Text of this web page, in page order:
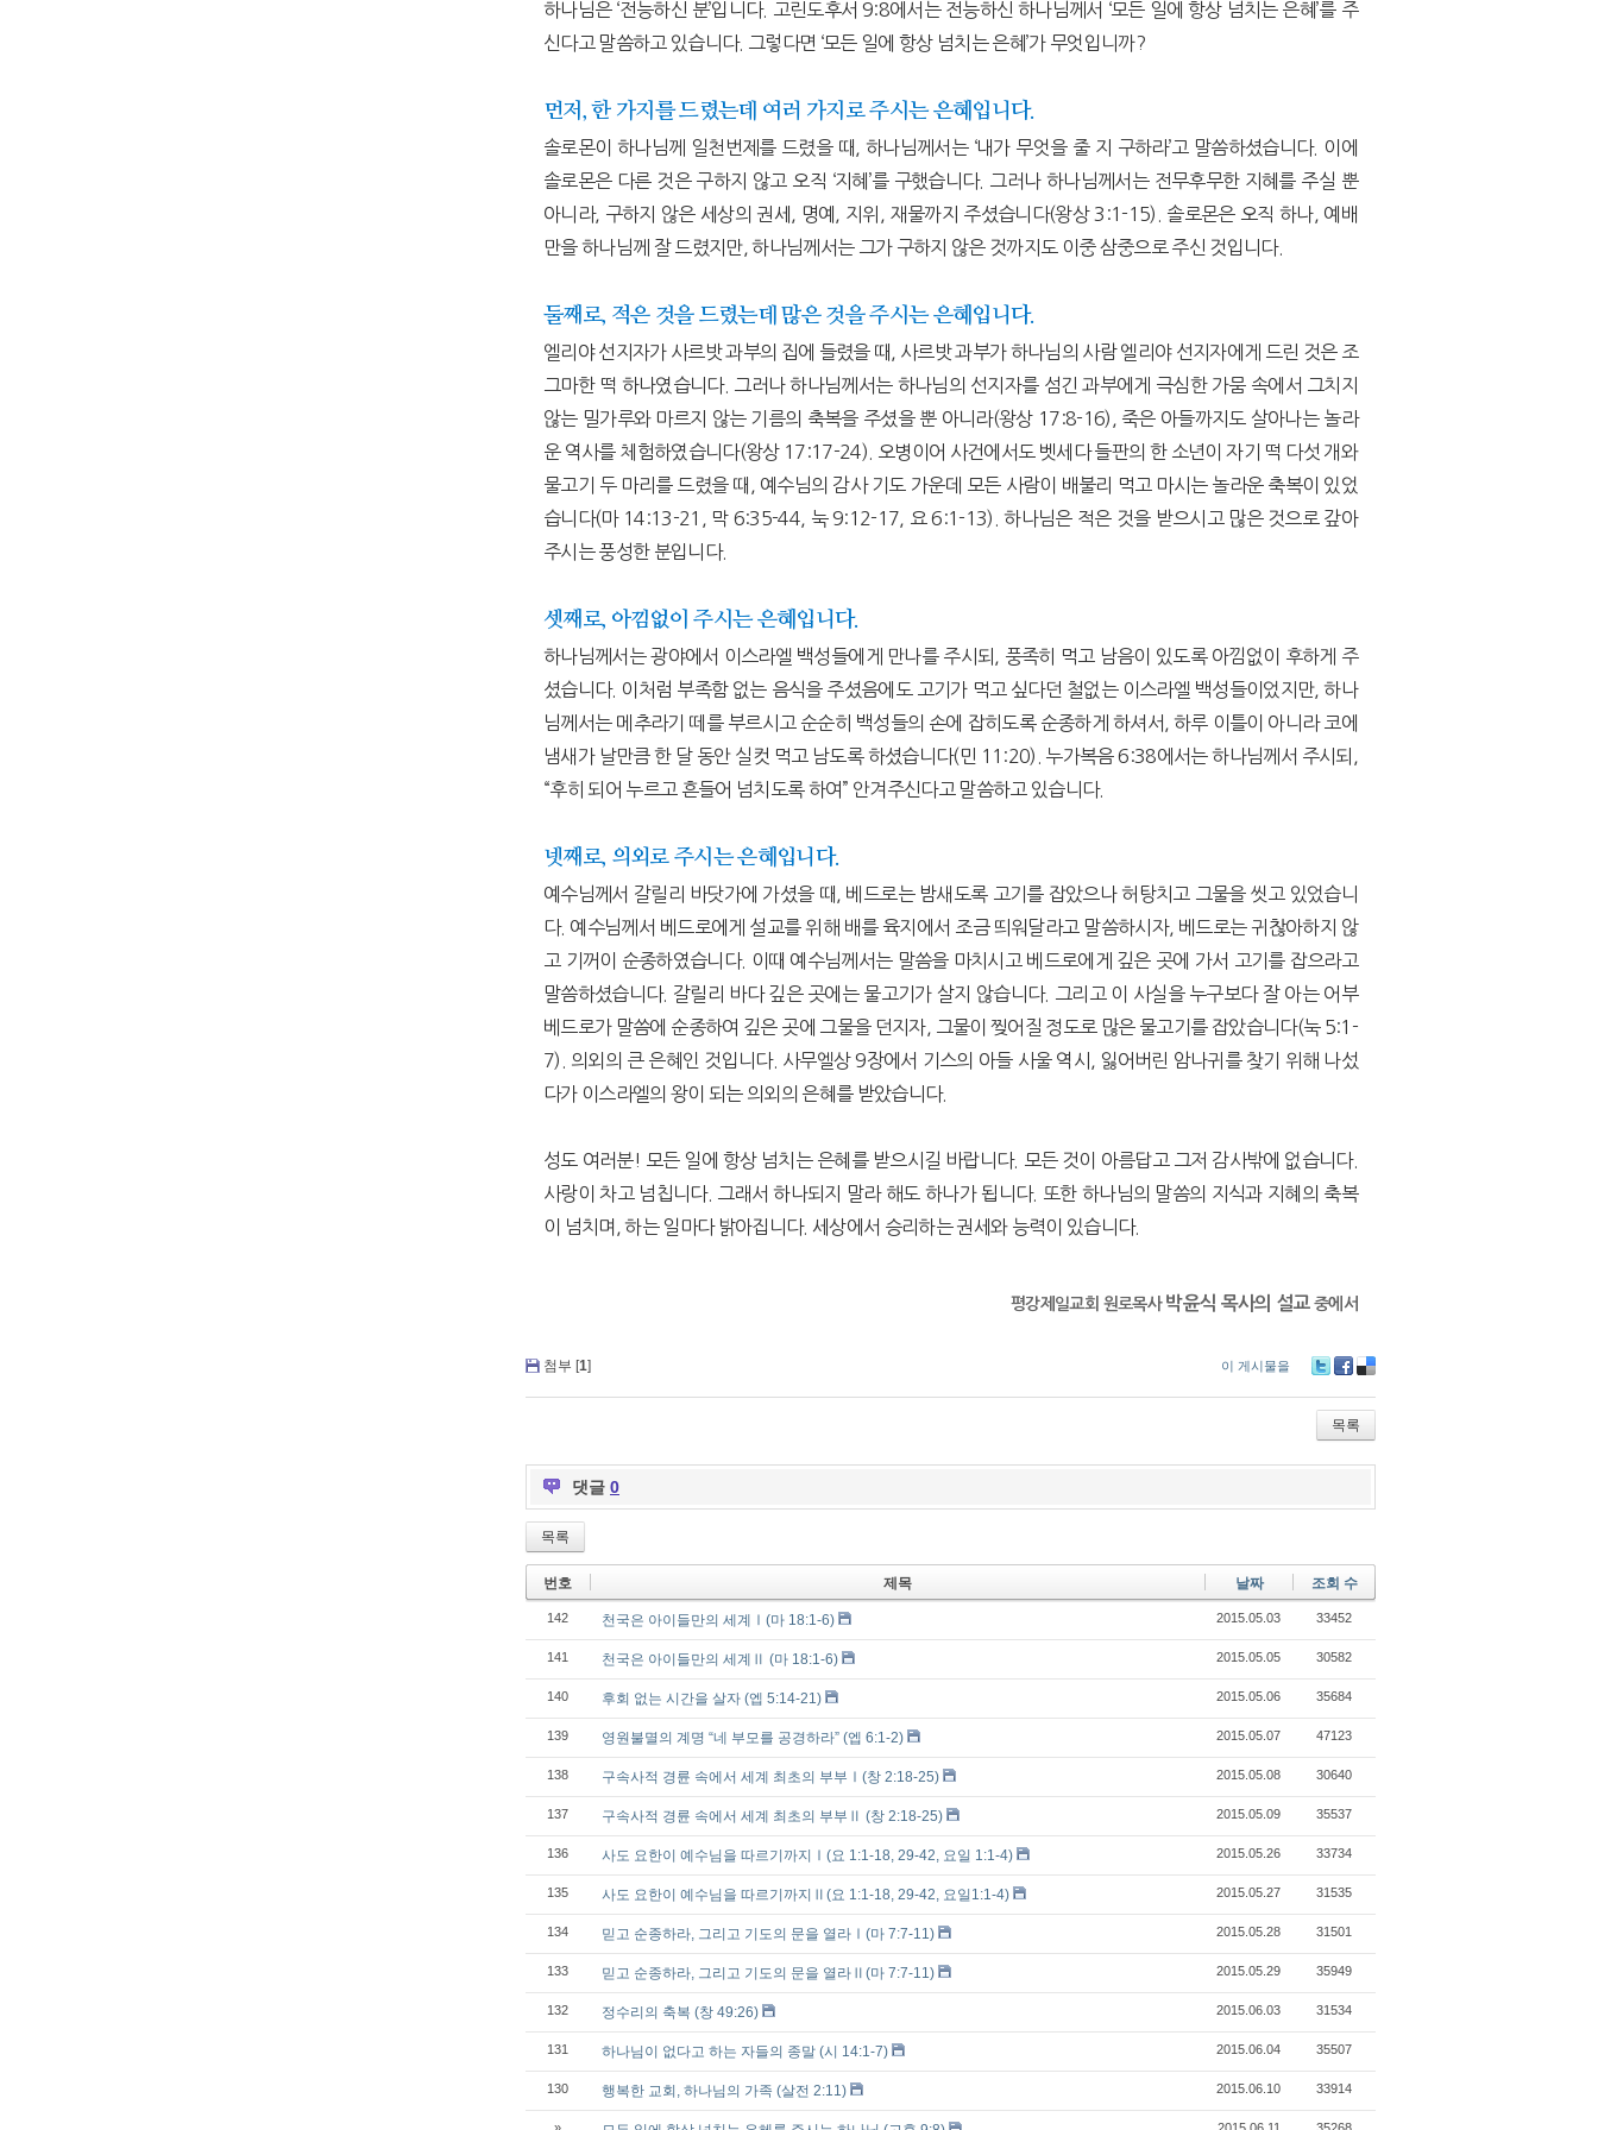
하나님은 ‘전능하신 분’입니다. 고린도후서 9:8에서는 전능하신 하나님께서 ‘모든 일에 항상 넘치는 은혜’를 주
신다고 말씀하고 있습니다. 그렇다면 ‘모든 일에 항상 넘치는 은혜’가 무엇입니까?
먼저, 한 가지를 드렸는데 여러 가지로 주시는 은혜입니다.
솔로몬이 하나님께 일천번제를 드렸을 때, 하나님께서는 ‘내가 무엇을 줄 지 구하라’고 말씀하셨습니다. 이에
솔로몬은 다른 것은 구하지 않고 오직 ‘지혜’를 구했습니다. 그러나 하나님께서는 전무후무한 지혜를 주실 뿐
아니라, 구하지 않은 세상의 권세, 명예, 지위, 재물까지 주셨습니다(왕상 3:1-15). 솔로몬은 오직 하나, 예배
만을 하나님께 잘 드렸지만, 하나님께서는 그가 구하지 않은 것까지도 이중 삼중으로 주신 것입니다.
둘째로, 적은 것을 드렸는데 많은 것을 주시는 은혜입니다.
엘리야 선지자가 사르밧 과부의 집에 들렸을 때, 사르밧 과부가 하나님의 사람 엘리야 선지자에게 드린 것은 조
그마한 떡 하나였습니다. 그러나 하나님께서는 하나님의 선지자를 섬긴 과부에게 극심한 가뭄 속에서 그치지
않는 밀가루와 마르지 않는 기름의 축복을 주셨을 뿐 아니라(왕상 17:8-16), 죽은 아들까지도 살아나는 놀라
운 역사를 체험하였습니다(왕상 17:17-24). 오병이어 사건에서도 벳세다 들판의 한 소년이 자기 떡 다섯 개와
물고기 두 마리를 드렸을 때, 예수님의 감사 기도 가운데 모든 사람이 배불리 먹고 마시는 놀라운 축복이 있었
습니다(마 14:13-21, 막 6:35-44, 눅 9:12-17, 요 6:1-13). 하나님은 적은 것을 받으시고 많은 것으로 갚아
주시는 풍성한 분입니다.
셋째로, 아낌없이 주시는 은혜입니다.
하나님께서는 광야에서 이스라엘 백성들에게 만나를 주시되, 풍족히 먹고 남음이 있도록 아낌없이 후하게 주
셨습니다. 이처럼 부족함 없는 음식을 주셨음에도 고기가 먹고 싶다던 철없는 이스라엘 백성들이었지만, 하나
님께서는 메추라기 떼를 부르시고 순순히 백성들의 손에 잡히도록 순종하게 하셔서, 하루 이틀이 아니라 코에
냄새가 날만큼 한 달 동안 실컷 먹고 남도록 하셨습니다(민 11:20). 누가복음 6:38에서는 하나님께서 주시되,
“후히 되어 누르고 흔들어 넘치도록 하여” 안겨주신다고 말씀하고 있습니다.
넷째로, 의외로 주시는 은혜입니다.
예수님께서 갈릴리 바닷가에 가셨을 때, 베드로는 밤새도록 고기를 잡았으나 허탕치고 그물을 씻고 있었습니
다. 예수님께서 베드로에게 설교를 위해 배를 육지에서 조금 띄워달라고 말씀하시자, 베드로는 귀찮아하지 않
고 기꺼이 순종하였습니다. 이때 예수님께서는 말씀을 마치시고 베드로에게 깊은 곳에 가서 고기를 잡으라고
말씀하셨습니다. 갈릴리 바다 깊은 곳에는 물고기가 살지 않습니다. 그리고 이 사실을 누구보다 잘 아는 어부
베드로가 말씀에 순종하여 깊은 곳에 그물을 던지자, 그물이 찢어질 정도로 많은 물고기를 잡았습니다(눅 5:1-
7). 의외의 큰 은혜인 것입니다. 사무엘상 9장에서 기스의 아들 사울 역시, 잃어버린 암나귀를 찾기 위해 나섰
다가 이스라엘의 왕이 되는 의외의 은혜를 받았습니다.
성도 여러분! 모든 일에 항상 넘치는 은혜를 받으시길 바랍니다. 모든 것이 아름답고 그저 감사밖에 없습니다.
사랑이 차고 넘칩니다. 그래서 하나되지 말라 해도 하나가 됩니다. 또한 하나님의 말씀의 지식과 지혜의 축복
이 넘치며, 하는 일마다 밝아집니다. 세상에서 승리하는 권세와 능력이 있습니다.
평강제일교회 원로목사박윤식 목사의 설교 중에서
첨부 [1] 이 게시물을
bo
ok
ou
s
목록
댓글 0
목록
번호 제목 날짜 조회 수
142 천국은 아이들만의 세계Ⅰ(마 18:1-6) 2015.05.03 33452
141 천국은 아이들만의 세계Ⅱ (마 18:1-6) 2015.05.05 30582
140 후회 없는 시간을 살자 (엡 5:14-21) 2015.05.06 35684
139 영원불멸의 계명 “네 부모를 공경하라” (엡 6:1-2) 2015.05.07 47123
138 구속사적 경륜 속에서 세계 최초의 부부Ⅰ(창 2:18-25) 2015.05.08 30640
137 구속사적 경륜 속에서 세계 최초의 부부Ⅱ (창 2:18-25) 2015.05.09 35537
136 사도 요한이 예수님을 따르기까지Ⅰ(요 1:1-18, 29-42, 요일 1:1-4) 2015.05.26 33734
135 사도 요한이 예수님을 따르기까지Ⅱ(요 1:1-18, 29-42, 요일1:1-4) 2015.05.27 31535
134 믿고 순종하라, 그리고 기도의 문을 열라Ⅰ(마 7:7-11) 2015.05.28 31501
133 믿고 순종하라, 그리고 기도의 문을 열라Ⅱ(마 7:7-11) 2015.05.29 35949
132 정수리의 축복 (창 49:26) 2015.06.03 31534
131 하나님이 없다고 하는 자들의 종말 (시 14:1-7) 2015.06.04 35507
130 행복한 교회, 하나님의 가족 (살전 2:11) 2015.06.10 33914